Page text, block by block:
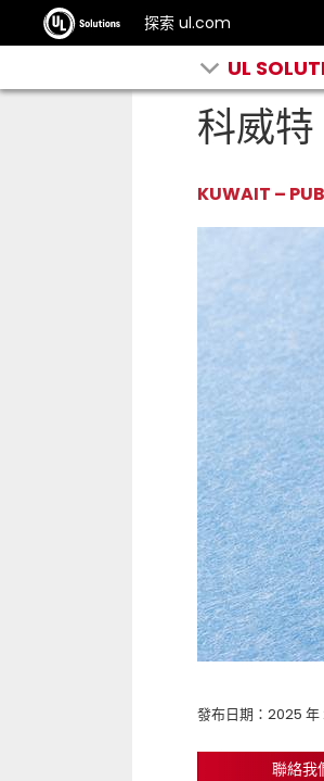
探索 ul.com
UL
科威
KUWAIT –
發布日期：2025 年
聯絡我